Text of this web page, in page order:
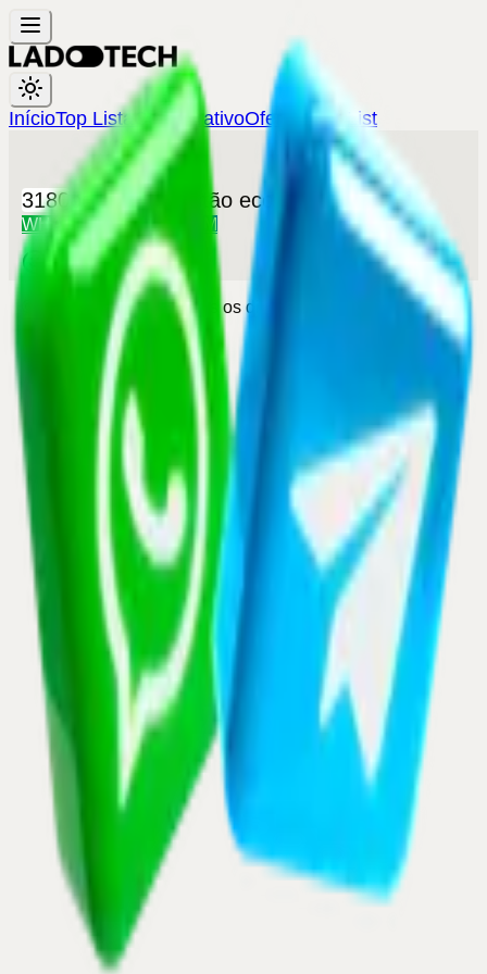
InícioTop Lista ComparativoOfertasTier List
3180pessoas já estão economizando
WHATSAPPTELEGRAM
Grupo 100% gratuito
Lado Tech. Todos os direitos reservados.